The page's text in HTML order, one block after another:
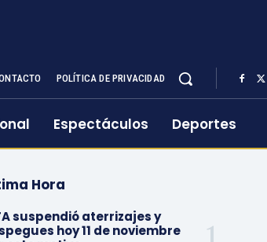
POLÍTICA DE PRIVACIDAD
Espectáculos Deportes
Hora
suspendió aterrizajes y
hoy 11 de noviembre